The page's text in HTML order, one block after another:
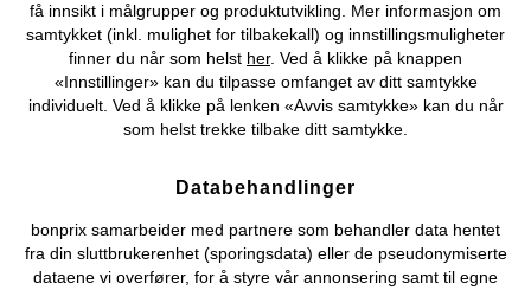
Topkategorier / Sesongvarer
Du kan også finne oss på
Cookie-innstillinger
Om Oss Angre kjøp
få innsikt i målgrupper og produktutvikling. Mer informasjon om
samtykket (inkl. mulighet for tilbakekall) og innstillingsmuligheter
finner du når som helst her. Ved å klikke på knappen
«Innstillinger» kan du tilpasse omfanget av ditt samtykke
individuelt. Ved å klikke på lenken «Avvis samtykke» kan du når
som helst trekke tilbake ditt samtykke.
Databehandlinger
bonprix samarbeider med partnere som behandler data hentet
fra din sluttbrukerenhet (sporingsdata) eller de pseudonymiserte
dataene vi overfører, for å styre vår annonsering samt til egne